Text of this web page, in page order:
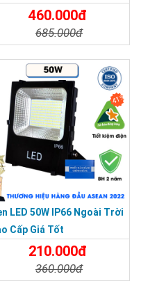
TIN DÙNG LẦN VII - 2020
460.000đ
685.000đ
41%
LED 50W IP66 Ngoài Trời
Cấp Giá Tốt
210.000đ
360.000đ